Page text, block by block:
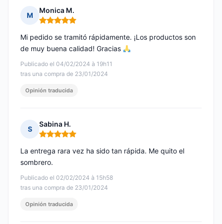
M
Monica M.
Nota: 5 de 5
Publicado el 04/02/2024 à 19h11
tras una compra de 23/01/2024
Mi pedido se tramitó rápidamente. ¡Los productos son
de muy buena calidad! Gracias
Opinión traducida
S
Sabina H.
Nota: 5 de 5
Publicado el 02/02/2024 à 15h58
tras una compra de 23/01/2024
La entrega rara vez ha sido tan rápida. Me quito el
sombrero.
Opinión traducida